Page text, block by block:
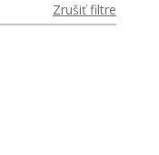
Zrušiť filtre